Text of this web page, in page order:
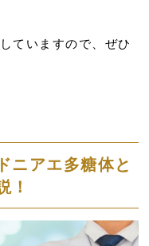
ていますので、ぜひ
ニアエ多糖体と
！